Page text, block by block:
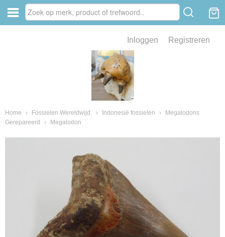
Inloggen Registreren
Home › Fossielen Wereldwijd. › Indonesië fossielen ›
Megalodons
Gerepareerd
› Megalodon
van fossielen en mineralen